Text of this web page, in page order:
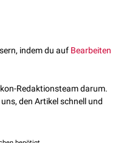
indem du auf Bearbeiten
Redaktionsteam darum.
den Artikel schnell und